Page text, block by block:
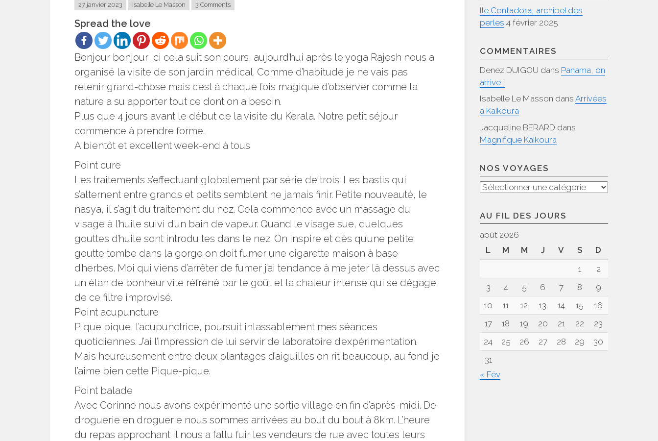
27 janvier 2023 Isabelle Le Masson 3 Comments
Spread the love
Bonjour bonjour ici cela suit son cours, aujourd’hui après le yoga Rajesh nous a
organisé la visite de son jardin médical. Comme d’habitude je ne vais pas
retenir grand-chose mais c’est à chaque fois magique d’observer comme la
nature a su apporter tout ce dont on a besoin.
Plus que 4 jours avant le début de la visite du Kerala. Notre petit séjour
commence à prendre forme.
A bientôt et excellent week-end à tous
Point cure
Les traitements s’effectuant globalement par série de trois. Les bastis qui
s’alternent entre grands et petits semblent ne jamais finir. Petite nouveauté, le
nasya, il s’agit du traitement du nez. Cela commence avec un massage du
visage à l’huile suivi d’un bain de vapeur. Quand le visage sue, quelques
gouttes d’huile sont introduites dans le nez. On inspire et dès qu’une petite
goutte tombe dans la gorge on doit fumer une cigarette maison à base
d’herbes. Moi qui viens d’arrêter de fumer j’ai tendance à me jeter là dessus avec
un élan de bonheur vite réfréné par le goût et la chaleur intense qui se dégage
de ce filtre improvisé.
Point acupuncture
Pique pique, l’acupunctrice, poursuit inlassablement mes séances
quotidiennes. J’ai l’impression de lui servir de laboratoire d’expérimentation.
Mais heureusement entre deux plantages d’aiguilles on rit beaucoup, au fond je
l’aime bien cette Pique-pique.
Point balade
Avec Corinne nous avons expérimenté une sortie village en fin d’après-midi. De
droguerie en droguerie nous sommes arrivées au bout du bout à 8km. L’heure
du repas approchant il nous a fallu fuir les vendeurs de rue avec toutes leurs
Ile Contadora, archipel des
perles 4 février 2025
COMMENTAIRES
Denez DUIGOU dans Panama, on
arrive !
Isabelle Le Masson dans Arrivées
à Kaikoura
Jacqueline BERARD dans
Magnifique Kaikoura
NOS VOYAGES
Nos
AU FIL DES JOURS
août 2026
L
M M J V S
D
1
2
3
4 5 6 7 8
9
10
11 12 13 14 15
16
17
18 19 20 21 22
23
24
25 26 27 28 29
30
31
« Fév